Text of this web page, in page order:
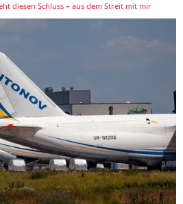
diesen Schluss – aus dem Streit mit mir